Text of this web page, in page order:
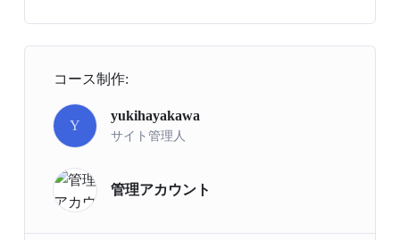
コース制作:
Y
yukihayakawa
サイト管理人
管理アカウント